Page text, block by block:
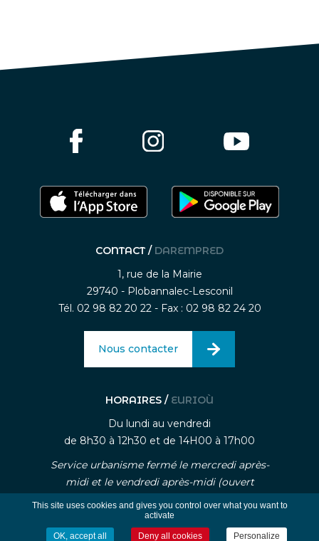
CONTACT / DAREMPRED
1, rue de la Mairie
29740 - Plobannalec-Lesconil
Tél. 02 98 82 20 22 - Fax : 02 98 82 24 20
Nous contacter
HORAIRES / EURIOÙ
Du lundi au vendredi
de 8h30 à 12h30 et de 14H00 à 17h00
Service urbanisme fermé le mercredi après-
midi et le vendredi après-midi (ouvert
uniquement sur rendez-vous)
This site uses cookies and gives you control over what you want to
activate
OK, accept all Deny all cookies Personalize